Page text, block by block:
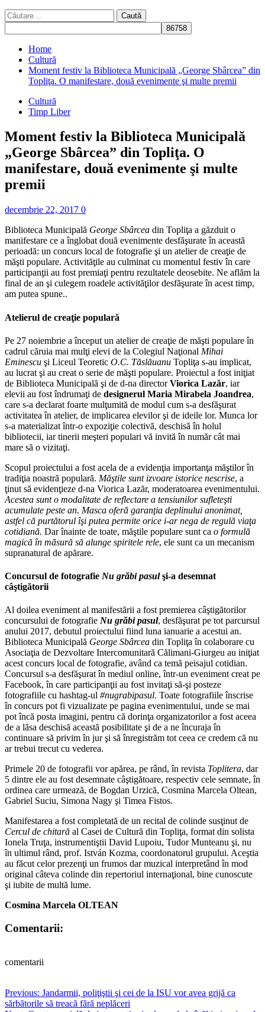
Caută
după:
Home
Cultură
Moment festiv la Biblioteca Municipală „George Sbârcea” din
Topliţa. O manifestare, două evenimente şi multe premii
Cultură
Timp Liber
Moment festiv la Biblioteca Municipală
„George Sbârcea” din Topliţa. O
manifestare, două evenimente şi multe
premii
decembrie 22, 2017 0
Biblioteca Municipală George Sbârcea din Topliţa a găzduit o
manifestare ce a înglobat două evenimente desfăşurate în această
perioadă: un concurs local de fotografie şi un atelier de creaţie de
măşti populare. Activităţile au culminat cu momentul festiv în care
participanţii au fost premiaţi pentru rezultatele deosebite. Ne aflăm la
final de an şi culegem roadele activităţilor desfăşurate în acest timp,
am putea spune..
Atelierul de creaţie populară
Pe 27 noiembrie a început un atelier de creaţie de măşti populare în
cadrul căruia mai mulţi elevi de la Colegiul Naţional Mihai
Eminescu şi Liceul Teoretic O.C. Tăslăuanu Topliţa s-au implicat,
au lucrat şi au creat o serie de măşti populare. Proiectul a fost iniţiat
de Biblioteca Municipală şi de d-na directorViorica Lazăr, iar
elevii au fost îndrumaţi de designerul Maria Mirabela Joandrea,
care s-a declarat foarte mulţumită de modul cum s-a desfăşurat
activitatea în atelier, de implicarea elevilor şi de ideile lor. Munca lor
s-a materializat într-o expoziţie colectivă, deschisă în holul
bibliotecii, iar tinerii meşteri populari vă invită în număr cât mai
mare să o vizitaţi.
Scopul proiectului a fost acela de a evidenţia importanţa măştilor în
tradiţia noastră populară. Măştile sunt izvoare istorice nescrise, a
ţinut să evidenţieze d-na Viorica Lazăr, moderatoarea evenimentului.
Acestea sunt o modalitate de reflectare a tensiunilor sufleteşti
acumulate peste an. Masca oferă garanţia deplinului anonimat,
astfel că purtătorul îşi putea permite orice i-ar nega de regulă viaţa
cotidiană. Dar înainte de toate, măştile populare sunt ca o formulă
magică în măsură să alunge spiritele rele, ele sunt ca un mecanism
supranatural de apărare.
Concursul de fotografie Nu grăbi pasulşi-a desemnat
câştigătorii
Al doilea eveniment al manifestării a fost premierea câştigătorilor
concursului de fotografie Nu grăbi pasul, desfăşurat pe tot parcursul
anului 2017, debutul proiectului fiind luna ianuarie a acestui an.
Biblioteca Municipală George Sbârcea din Topliţa în colaborare cu
Asociaţia de Dezvoltare Intercomunitară Călimani-Giurgeu au iniţiat
acest concurs local de fotografie, având ca temă peisajul cotidian.
Concursul s-a desfăşurat în mediul online, într-un eveniment creat pe
Facebook, în care participanţii au fost invitaţi să-şi posteze
fotografiile cu hashtag-ul #nugrabipasul. Toate fotografiile înscrise
în concurs pot fi vizualizate pe pagina evenimentului, unde se mai
pot încă posta imagini, pentru că dorinţa organizatorilor a fost aceea
de a lăsa deschisă această posibilitate şi de a ne încuraja în
continuare să privim în jur şi să înregistrăm tot ceea ce credem că nu
ar trebui trecut cu vederea.
Primele 20 de fotografii vor apărea, pe rând, în revista Toplitera, dar
5 dintre ele au fost desemnate câştigătoare, respectiv cele semnate, în
ordinea care urmează, de Bogdan Urzică, Cosmina Marcela Oltean,
Gabriel Suciu, Simona Nagy şi Timea Fistos.
Manifestarea a fost completată de un recital de colinde susţinut de
Cercul de chitară al Casei de Cultură din Topliţa, format din solista
Ionela Truţa, instrumentiştii David Lupoiu, Tudor Munteanu şi, nu
în ultimul rând, prof. István Kozma, coordonatorul grupului. Aceştia
au făcut celor prezenţi un frumos dar muzical interpretând în mod
original câteva colinde din repertoriul internaţional, bine cunoscute
şi iubite de multă lume.
Cosmina Marcela OLTEAN
Comentarii:
comentarii
Post
Previous: Jandarmii, poliţiştii şi cei de la ISU vor avea grijă ca
sărbătorile să treacă fără neplăceri